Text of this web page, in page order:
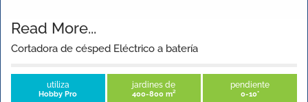
Read More...
Cortadora de césped Eléctrico a batería
utiliza
Hobby Pro
jardines de
400-800 m²
pendiente
0-10°